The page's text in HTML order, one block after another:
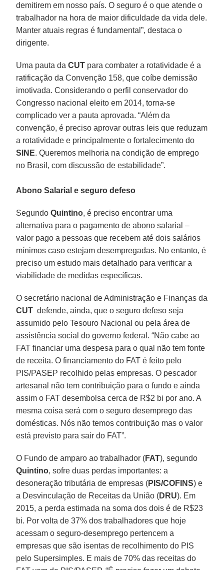
demitirem em nosso país. O seguro é o que atende o
trabalhador na hora de maior dificuldade da vida dele.
Manter atuais regras é fundamental”, destaca o
dirigente.
Uma pauta daCUT para combater a rotatividade é a
ratificação da Convenção 158, que coíbe demissão
imotivada. Considerando o perfil conservador do
Congresso nacional eleito em 2014, torna-se
complicado ver a pauta aprovada. “Além da
convenção, é preciso aprovar outras leis que reduzam
a rotatividade e principalmente o fortalecimento do
SINE. Queremos melhoria na condição de emprego
no Brasil, com discussão de estabilidade”.
Abono Salarial e seguro defeso
SegundoQuintino, é preciso encontrar uma
alternativa para o pagamento de abono salarial –
valor pago a pessoas que recebem até dois salários
mínimos caso estejam desempregadas. No entanto, é
preciso um estudo mais detalhado para verificar a
viabilidade de medidas específicas.
O secretário nacional de Administração e Finanças da
CUT defende, ainda, que o seguro defeso seja
assumido pelo Tesouro Nacional ou pela área de
assistência social do governo federal. “Não cabe ao
FAT financiar uma despesa para o qual não tem fonte
de receita. O financiamento do FAT é feito pelo
PIS/PASEP recolhido pelas empresas. O pescador
artesanal não tem contribuição para o fundo e ainda
assim o FAT desembolsa cerca de R$2 bi por ano. A
mesma coisa será com o seguro desemprego das
domésticas. Nós não temos contribuição mas o valor
está previsto para sair do FAT”.
O Fundo de amparo ao trabalhador (FAT), segundo
Quintino, sofre duas perdas importantes: a
desoneração tributária de empresas (PIS/COFINS) e
a Desvinculação de Receitas da União (DRU). Em
2015, a perda estimada na soma dos dois é de R$23
bi. Por volta de 37% dos trabalhadores que hoje
acessam o seguro-desemprego pertencem a
empresas que são isentas de recolhimento do PIS
pelo Supersimples. E mais de 70% das receitas do